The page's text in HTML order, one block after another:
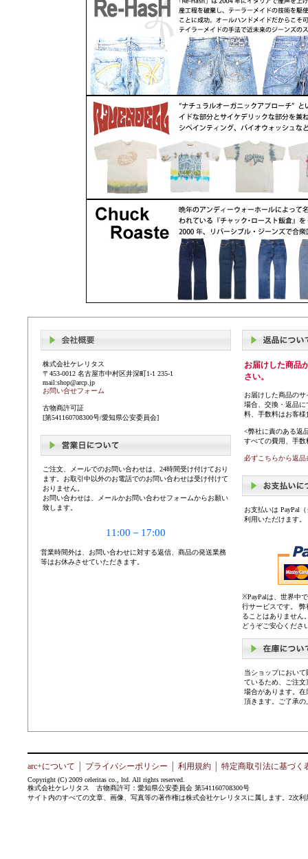
株式会社ケレリタス
〒453-0012 名古屋市中村区井深町1-1 235-1
mail:shop@arcp.jp
お問い合せフォーム
古物商許可証
[第541160708300号/愛知県公安委員会]
ご注文、メールでのお問い合わせは、24時間受け付けており
ます。お取引中以外のお電話でのお問い合わせは受け付けて
おりません。
お問い合わせは、メールかお問い合わせフォームからお願い
致します。
11:00－17:00
営業時間外は、お問い合わせに対する返信、商品の発送業務
等はお休みさせていただきます。
お届けした商品
さい。
お届けした商品の
場合、交換・返品
料、手数料はお客
<弊社に責のある返
すべての費用、手
必ずこちらから返
お支払いは PayPal
利用いただけます。
※PayPalは、世界中
行サービスです。
ることはありません
どうぞご安心くださ
当ショップにおい
ているため、ご注
場合があります。
頂きます。ご了承
arc+について プライバシーポリシー 利用規約 特定商取引法に基づく
Copyright (C) 2009 celeritas co., ltd. All rights reserved.
株式会社ケレリタス 古物商許可：愛知県公安委員会 第541160708300号
サイト内のすべての文章、画像、写真等の著作権は株式会社ケレリタスに属します。2次